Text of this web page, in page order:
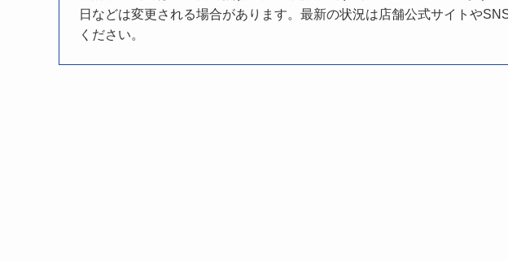
日などは変更される場合があります。最新の状況は店舗公式サイトや
ください。